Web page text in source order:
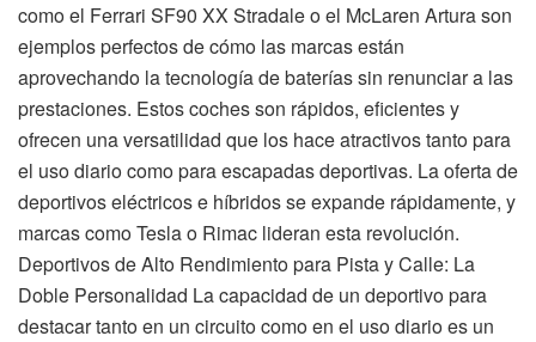
como el Ferrari SF90 XX Stradale o el McLaren Artura son
ejemplos perfectos de cómo las marcas están
aprovechando la tecnología de baterías sin renunciar a las
prestaciones. Estos coches son rápidos, eficientes y
ofrecen una versatilidad que los hace atractivos tanto para
el uso diario como para escapadas deportivas. La oferta de
deportivos eléctricos e híbridos se expande rápidamente, y
marcas como Tesla o Rimac lideran esta revolución.
Deportivos de Alto Rendimiento para Pista y Calle: La
Doble Personalidad La capacidad de un deportivo para
destacar tanto en un circuito como en el uso diario es un